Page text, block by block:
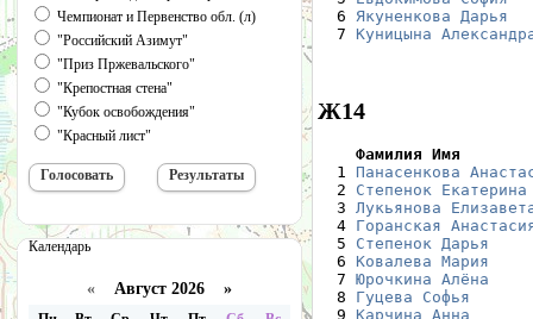
Чемпионат и Первенство обл. (л)
"Российский Азимут"
"Приз Пржевальского"
"Крепостная стена"
"Кубок освобождения"
"Красный лист"
Календарь
« Август 2026 »
  6
Якуненкова Дарья
  7
Куницына
Ж14
Фамилия Имя
1 Панасенкова
  2
Степенок Екатерина
  3
Лукьянова
  4
Горанская
  5
Степенок Дарья
  6
Ковалева Мария
  7
Юрочкина Алёна
  8
Гуцева Софья
  9
Карчина Анна